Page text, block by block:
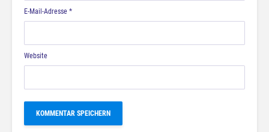
E-Mail-Adresse *
Website